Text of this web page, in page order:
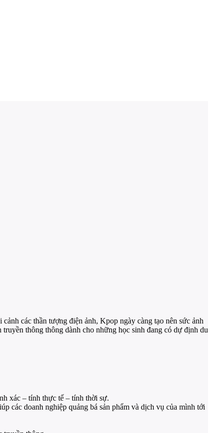
các thần tượng điện ảnh, Kpop ngày càng tạo nên sức ảnh
thông thông dành cho những học sinh đang có dự định du
xác – tính thực tế – tính thời sự.
các doanh nghiệp quảng bá sản phẩm và dịch vụ của mình tới